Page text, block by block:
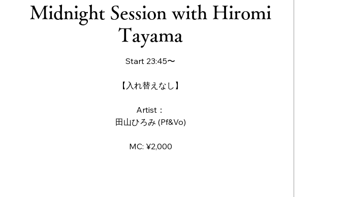
Midnight Session with Hiromi
Tayama
Start 23:45〜
【入れ替えなし】
Artist：
田山ひろみ (Pf&Vo)
MC: ¥2,000